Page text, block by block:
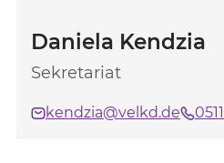
Daniela Kendzia
Sekretariat
kendzia@velkd.de